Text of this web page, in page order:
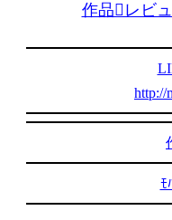
作品レビ
http://
ﾓ